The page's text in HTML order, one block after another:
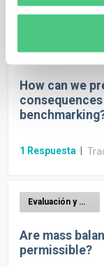
Evaluación y mitigación de riesgos EUDR
How can we
1 Respuesta
Evaluación y mitigación de riesgos EUDR
Are mass
permissible?